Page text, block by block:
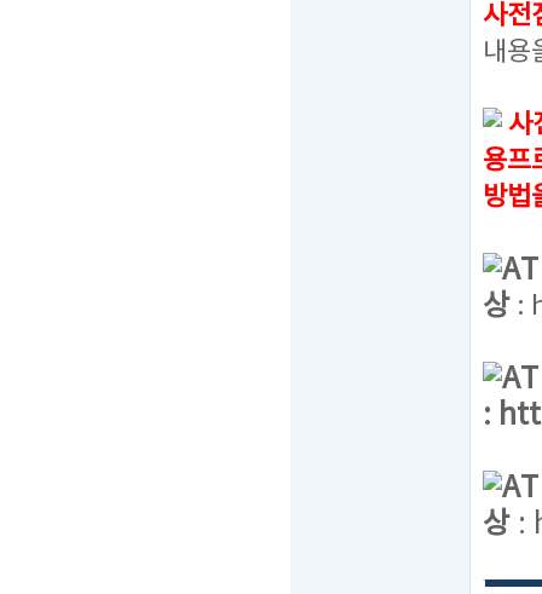
사전
내용
사
용프
방법
상 :
:
상 :